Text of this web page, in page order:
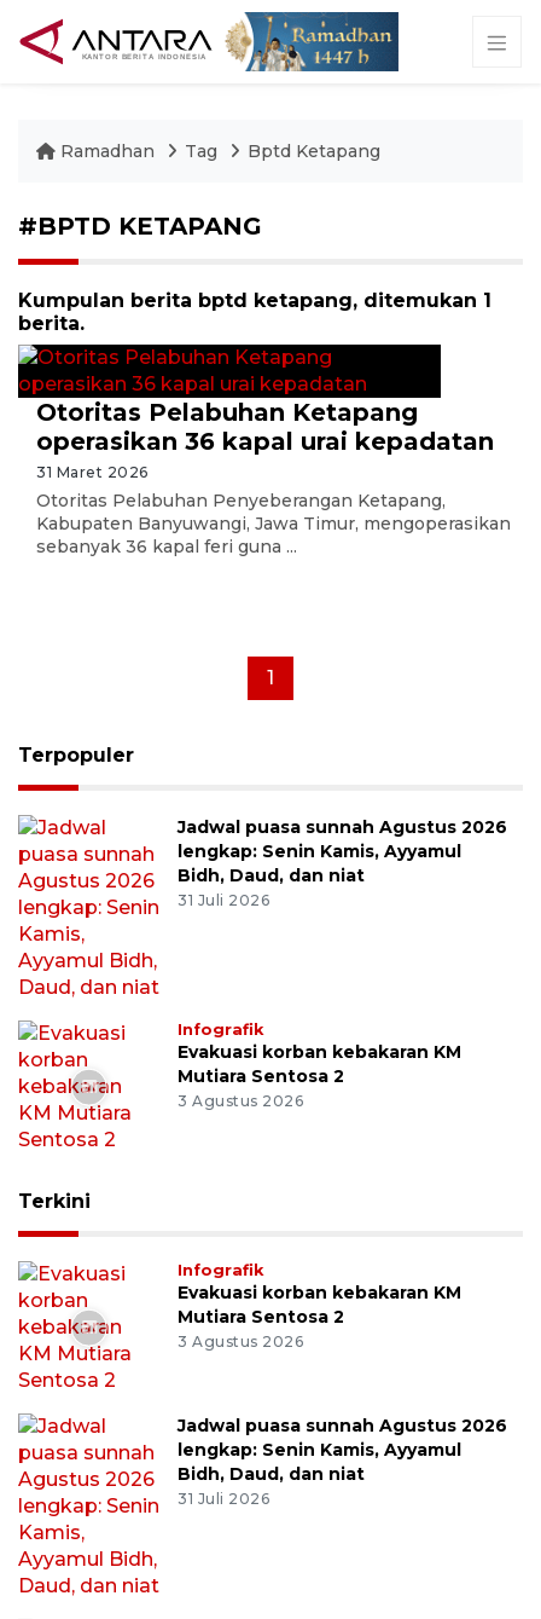
Ramadhan Tag Bptd Ketapang
#BPTD KETAPANG
Kumpulan berita bptd ketapang, ditemukan 1
berita.
Otoritas Pelabuhan Ketapang
operasikan 36 kapal urai kepadatan
31 Maret 2026
Otoritas Pelabuhan Penyeberangan Ketapang,
Kabupaten Banyuwangi, Jawa Timur, mengoperasikan
sebanyak 36 kapal feri guna ...
1
Terpopuler
Jadwal puasa sunnah Agustus 2026
lengkap: Senin Kamis, Ayyamul
Bidh, Daud, dan niat
31 Juli 2026
Infografik
Evakuasi korban kebakaran KM
Mutiara Sentosa 2
3 Agustus 2026
Terkini
Infografik
Evakuasi korban kebakaran KM
Mutiara Sentosa 2
3 Agustus 2026
Jadwal puasa sunnah Agustus 2026
lengkap: Senin Kamis, Ayyamul
Bidh, Daud, dan niat
31 Juli 2026